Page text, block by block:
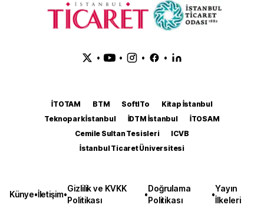
• • • •
İTOTAM BTM SoftITo
Kitap İstanbul
Teknopark İstanbul
İDTM İstanbul
İTOSAM
Cemile Sultan Tesisleri
ICVB
İstanbul Ticaret Üniversitesi
Künye•İletişim•
Gizlilik ve KVKK
Politikası
•
Doğrulama
Politikası
•
Yayın
İlkeleri